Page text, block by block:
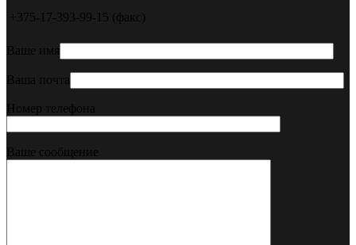
+375-17-393-99-15 (факс)
Ваше имя
Ваша почта
Номер телефона
Ваше сообщение